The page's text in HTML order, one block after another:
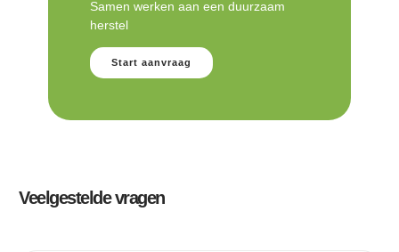
Samen werken aan een duurzaam
herstel
Start aanvraag
Veelgestelde vragen